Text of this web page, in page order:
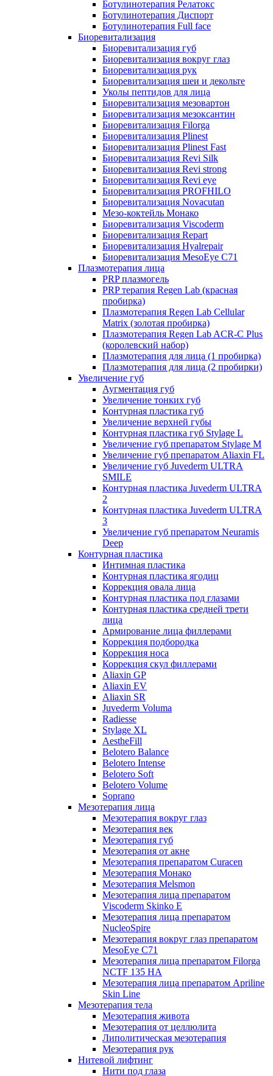
Ботулинотерапия Релатокс
Ботулинотерапия Диспорт
Ботулинотерапия Full face
Биоревитализация
Биоревитализация губ
Биоревитализация вокруг глаз
Биоревитализация рук
Биоревитализация шеи и декольте
Уколы пептидов для лица
Биоревитализация мезовартон
Биоревитализация мезоксантин
Биоревитализация Filorga
Биоревитализация Plinest
Биоревитализация Plinest Fast
Биоревитализация Revi Silk
Биоревитализация Revi strong
Биоревитализация Revi eye
Биоревитализация PROFHILO
Биоревитализация Novacutan
Мезо-коктейль Монако
Биоревитализация Viscoderm
Биоревитализация Repart
Биоревитализация Hyalrepair
Биоревитализация MesoEye C71
Плазмотерапия лица
PRP плазмогель
PRP терапия Regen Lab (красная
пробирка)
Плазмотерапия Regen Lab Cellular
Matrix (золотая пробирка)
Плазмотерапия Regen Lab ACR-C Plus
(королевский набор)
Плазмотерапия для лица (1 пробирка)
Плазмотерапия для лица (2 пробирки)
Увеличение губ
Аугментация губ
Увеличение тонких губ
Контурная пластика губ
Увеличение верхней губы
Контурная пластика губ Stylage L
Увеличение губ препаратом Stylage M
Увеличение губ препаратом Aliaxin FL
Увеличение губ Juvederm ULTRA
SMILE
Контурная пластика Juvederm ULTRA
2
Контурная пластика Juvederm ULTRA
3
Увеличение губ препаратом Neuramis
Deep
Контурная пластика
Интимная пластика
Контурная пластика ягодиц
Коррекция овала лица
Контурная пластика под глазами
Контурная пластика средней трети
лица
Армирование лица филлерами
Коррекция подбородка
Коррекция носа
Коррекция скул филлерами
Aliaxin GP
Aliaxin EV
Aliaxin SR
Juvederm Voluma
Radiesse
Stylage XL
AestheFill
Belotero Balance
Belotero Intense
Belotero Soft
Belotero Volume
Soprano
Мезотерапия лица
Мезотерапия вокруг глаз
Мезотерапия век
Мезотерапия губ
Мезотерапия от акне
Мезотерапия препаратом Curacen
Мезотерапия Монако
Мезотерапия Melsmon
Мезотерапия лица препаратом
Viscoderm Skinko E
Мезотерапия лица препаратом
NucleoSpire
Мезотерапия вокруг глаз препаратом
MesoEye С71
Мезотерапия лица препаратом Filorga
NCTF 135 HA
Мезотерапия лица препаратом Apriline
Skin Line
Мезотерапия тела
Мезотерапия живота
Мезотерапия от целлюлита
Липолитическая мезотерапия
Мезотерапия рук
Нитевой лифтинг
Нити под глаза